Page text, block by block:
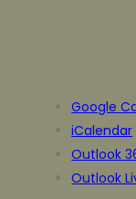
Google
iCalendar
Outlook
Outlook